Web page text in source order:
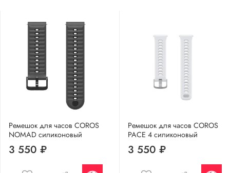
Ремешок для часов COROS
NOMAD силиконовый
3 550 ₽
Ремешок для часов COROS
PACE 4 силиконовый
3 550 ₽